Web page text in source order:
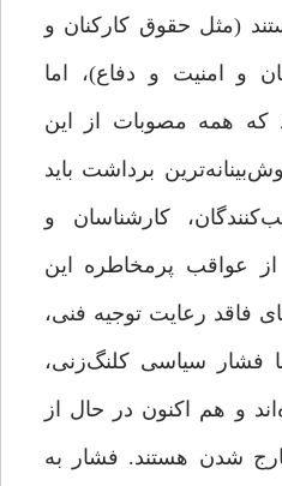
(مثل حقوق کارکنان و
و امنیت و دفاع)، اما
که همه مصوبات از این
برداشت باید
کارشناسان و
عواقب پرمخاطره این
فاقد رعایت توجیه فنی،
فشار سیاسی کلنگ‌زنی،
و هم اکنون در حال از
شدن هستند. فشار به